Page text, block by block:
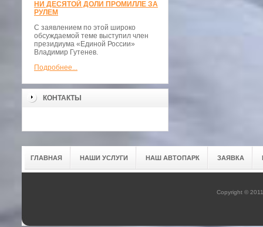
НИ ДЕСЯТОЙ ДОЛИ ПРОМИЛЛЕ ЗА
РУЛЕМ
С заявлением по этой широко
обсуждаемой теме выступил член
президиума «Единой России»
Владимир Гутенев.
Подробнее...
КОНТАКТЫ
ГЛАВНАЯ НАШИ УСЛУГИ НАШ АВТОПАРК ЗАЯВКА
Copyright ©